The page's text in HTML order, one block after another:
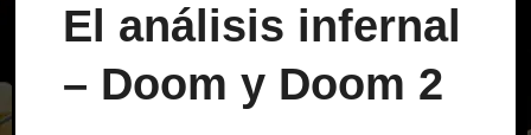
El análisis infernal
– Doom y Doom 2